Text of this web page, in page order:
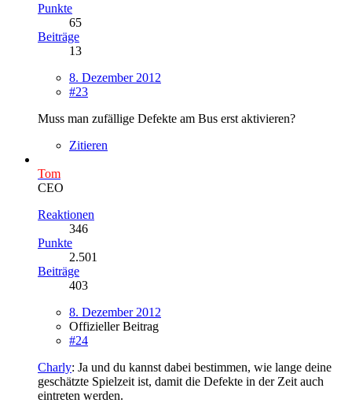
Punkte
65
Beiträge
13
8. Dezember 2012
#23
Muss man zufällige Defekte am Bus erst aktivieren?
Zitieren
Tom
CEO
Reaktionen
346
Punkte
2.501
Beiträge
403
8. Dezember 2012
Offizieller Beitrag
#24
Charly: Ja und du kannst dabei bestimmen, wie lange deine
geschätzte Spielzeit ist, damit die Defekte in der Zeit auch
eintreten werden.